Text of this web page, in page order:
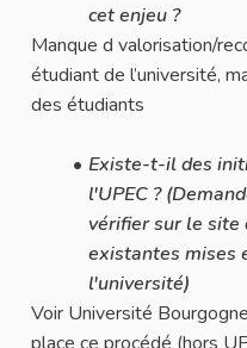
cet enjeu ?
Manque d valorisation/
étudiant de l’université,
des étudiants
Existe-t-il des
l'UPEC ?
vérifier sur le site
existantes mises
l'université)
Voir Université
place ce procédé (hors